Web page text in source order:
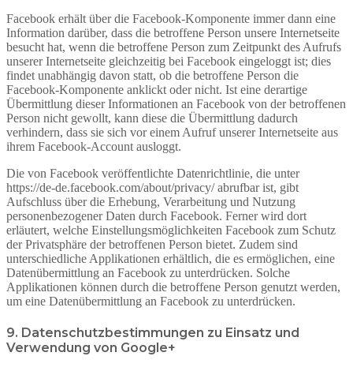
Facebook erhält über die Facebook-Komponente immer dann eine
Information darüber, dass die betroffene Person unsere Internetseite
besucht hat, wenn die betroffene Person zum Zeitpunkt des Aufrufs
unserer Internetseite gleichzeitig bei Facebook eingeloggt ist; dies
findet unabhängig davon statt, ob die betroffene Person die
Facebook-Komponente anklickt oder nicht. Ist eine derartige
Übermittlung dieser Informationen an Facebook von der betroffenen
Person nicht gewollt, kann diese die Übermittlung dadurch
verhindern, dass sie sich vor einem Aufruf unserer Internetseite aus
ihrem Facebook-Account ausloggt.
Die von Facebook veröffentlichte Datenrichtlinie, die unter
https://de-de.facebook.com/about/privacy/ abrufbar ist, gibt
Aufschluss über die Erhebung, Verarbeitung und Nutzung
personenbezogener Daten durch Facebook. Ferner wird dort
erläutert, welche Einstellungsmöglichkeiten Facebook zum Schutz
der Privatsphäre der betroffenen Person bietet. Zudem sind
unterschiedliche Applikationen erhältlich, die es ermöglichen, eine
Datenübermittlung an Facebook zu unterdrücken. Solche
Applikationen können durch die betroffene Person genutzt werden,
um eine Datenübermittlung an Facebook zu unterdrücken.
9. Datenschutzbestimmungen zu Einsatz und
Verwendung von Google+